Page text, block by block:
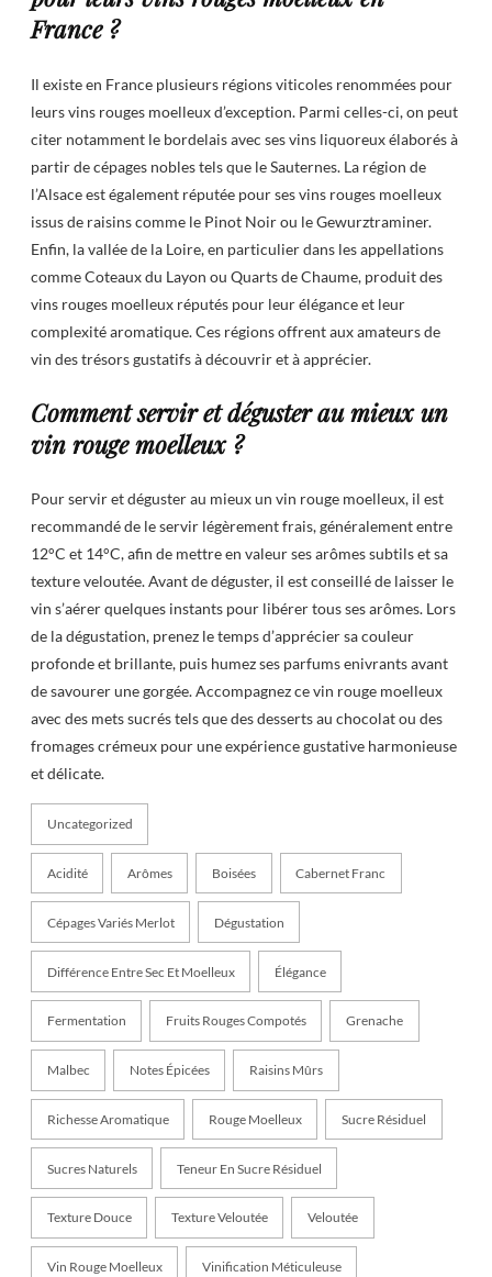
France ?
Il existe en France plusieurs régions viticoles renommées pour
leurs vins rouges moelleux d’exception. Parmi celles-ci, on peut
citer notamment le bordelais avec ses vins liquoreux élaborés à
partir de cépages nobles tels que le Sauternes. La région de
l’Alsace est également réputée pour ses vins rouges moelleux
issus de raisins comme le Pinot Noir ou le Gewurztraminer.
Enfin, la vallée de la Loire, en particulier dans les appellations
comme Coteaux du Layon ou Quarts de Chaume, produit des
vins rouges moelleux réputés pour leur élégance et leur
complexité aromatique. Ces régions offrent aux amateurs de
vin des trésors gustatifs à découvrir et à apprécier.
Comment servir et déguster au mieux un
vin rouge moelleux ?
Pour servir et déguster au mieux un vin rouge moelleux, il est
recommandé de le servir légèrement frais, généralement entre
12°C et 14°C, afin de mettre en valeur ses arômes subtils et sa
texture veloutée. Avant de déguster, il est conseillé de laisser le
vin s’aérer quelques instants pour libérer tous ses arômes. Lors
de la dégustation, prenez le temps d’apprécier sa couleur
profonde et brillante, puis humez ses parfums enivrants avant
de savourer une gorgée. Accompagnez ce vin rouge moelleux
avec des mets sucrés tels que des desserts au chocolat ou des
fromages crémeux pour une expérience gustative harmonieuse
et délicate.
Uncategorized
Acidité Arômes Boisées Cabernet Franc
Cépages Variés Merlot Dégustation
Différence Entre Sec Et Moelleux Élégance
Fermentation Fruits Rouges Compotés Grenache
Malbec Notes Épicées Raisins Mûrs
Richesse Aromatique Rouge Moelleux Sucre Résiduel
Sucres Naturels Teneur En Sucre Résiduel
Texture Douce Texture Veloutée Veloutée
Vin Rouge Moelleux Vinification Méticuleuse